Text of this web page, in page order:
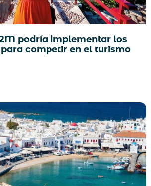
podría implementar los
para competir en el turismo